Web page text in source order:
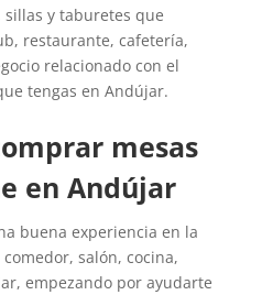
sillas y taburetes que
restaurante, cafetería,
relacionado con el
tengas en Andújar.
mesas
en Andújar
buena experiencia en la
salón, cocina,
empezando por ayudarte